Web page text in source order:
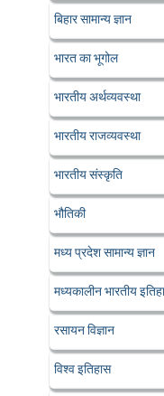
बिहार सामान्य ज्ञान
भारत का भूगोल
भारतीय अर्थव्यवस्था
भारतीय राजव्यवस्था
भारतीय संस्कृति
भौतिकी
मध्य प्रदेश सामान्य ज्ञान
मध्यकालीन भारतीय
रसायन विज्ञान
विश्व इतिहास